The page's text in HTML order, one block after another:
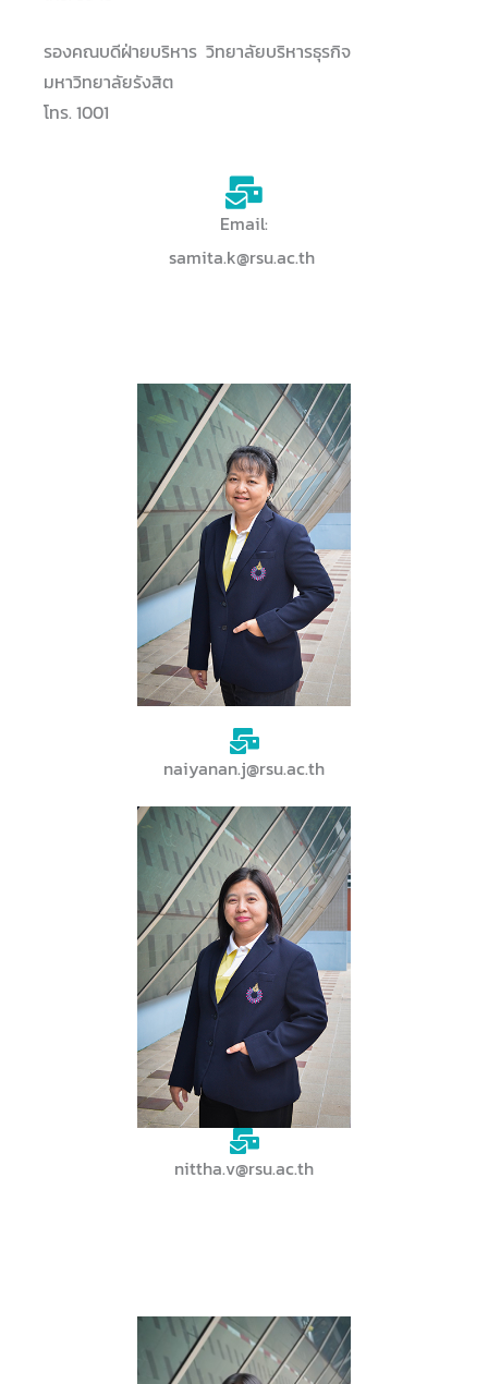
รองคณบดีฝ่ายบริหาร วิทยาลัยบริหารธุรกิจ
มหาวิทยาลัยรังสิต
โทร. 1001
Email:
samita.k@rsu.ac.th
naiyanan.j@rsu.ac.th
nittha.v@rsu.ac.th